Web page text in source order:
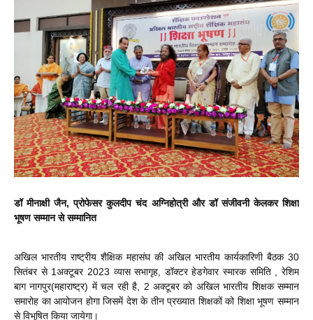
डॉ मीनाक्षी जैन, प्रोफेसर कुलदीप चंद अग्निहोत्री और डॉ संजीवनी केलकर शिक्षा
भूषण सम्मान से सम्मानित
अखिल भारतीय राष्ट्रीय शैक्षिक महासंघ की अखिल भारतीय कार्यकारिणी बैठक 30
सितंबर से 1अक्टूबर 2023 व्यास सभागृह, डॉक्टर हेडगेवार स्मारक समिति , रेशिम
बाग नागपुर(महाराष्ट्र) में चल रही है, 2 अक्टूबर को अखिल भारतीय शिक्षक सम्मान
समारोह का आयोजन होगा जिसमें देश के तीन प्रख्यात शिक्षकों को शिक्षा भूषण सम्मान
से विभूषित किया जायेगा।